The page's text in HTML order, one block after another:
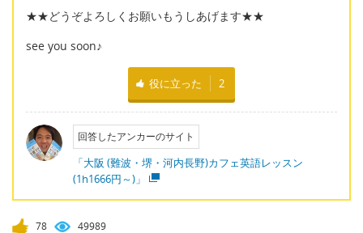
★★どうぞよろしくお願いもうしあげます★★
see you soon♪
役に立った 2
回答したアンカーのサイト
「大阪 (難波・堺・河内長野)カフェ英語レッスン
(1h1666円～)」
78 49989